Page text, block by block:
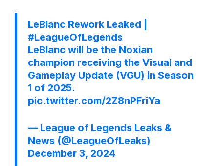
LeBlanc Rework Leaked |
#LeagueOfLegends
LeBlanc will be the Noxian
champion receiving the Visual and
Gameplay Update (VGU) in Season
1 of 2025.
pic.twitter.com/2Z8nPFriYa
— League of Legends Leaks &
News (@LeagueOfLeaks)
December 3, 2024